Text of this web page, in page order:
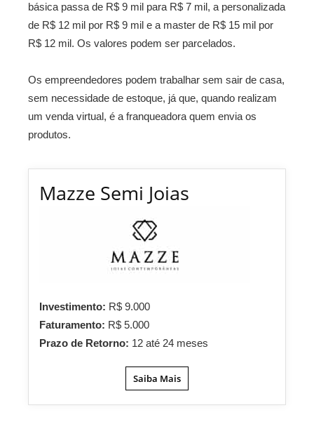
básica passa de R$ 9 mil para R$ 7 mil, a personalizada
de R$ 12 mil por R$ 9 mil e a master de R$ 15 mil por
R$ 12 mil. Os valores podem ser parcelados.
Os empreendedores podem trabalhar sem sair de casa,
sem necessidade de estoque, já que, quando realizam
um venda virtual, é a franqueadora quem envia os
produtos.
Mazze Semi Joias
Investimento: R$ 9.000
Faturamento: R$ 5.000
Prazo de Retorno: 12 até 24 meses
Saiba Mais